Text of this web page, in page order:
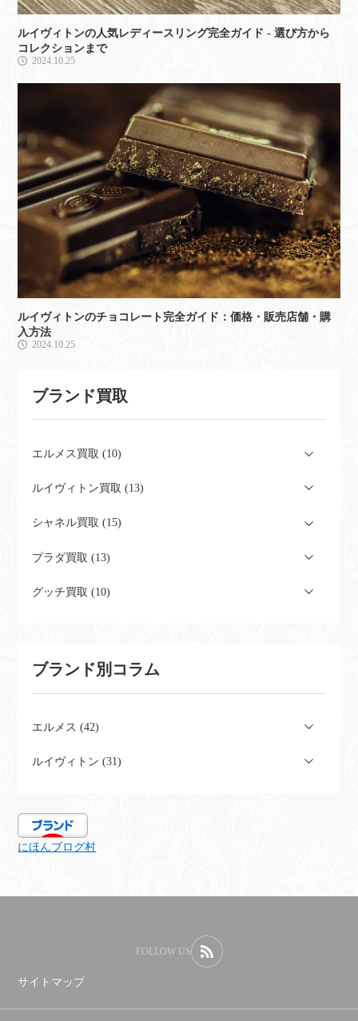
2024.10.25
ルイヴィトンの人気レディースリング完全ガイド - 選び方から
コレクションまで
2024.10.25
ルイヴィトンのチョコレート完全ガイド：価格・販売店舗・購
入方法
ブランド買取
エルメス買取 (10)
ルイヴィトン買取 (13)
シャネル買取 (15)
プラダ買取 (13)
グッチ買取 (10)
ブランド別コラム
エルメス (42)
ルイヴィトン (31)
にほんブログ村
FOLLOW US
サイトマップ